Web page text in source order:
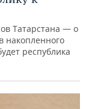
Татарстана — о
накопленного
республика